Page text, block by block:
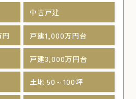
中古戸建
戸建1,000万円台
戸建3,000万円台
土地 50～100坪